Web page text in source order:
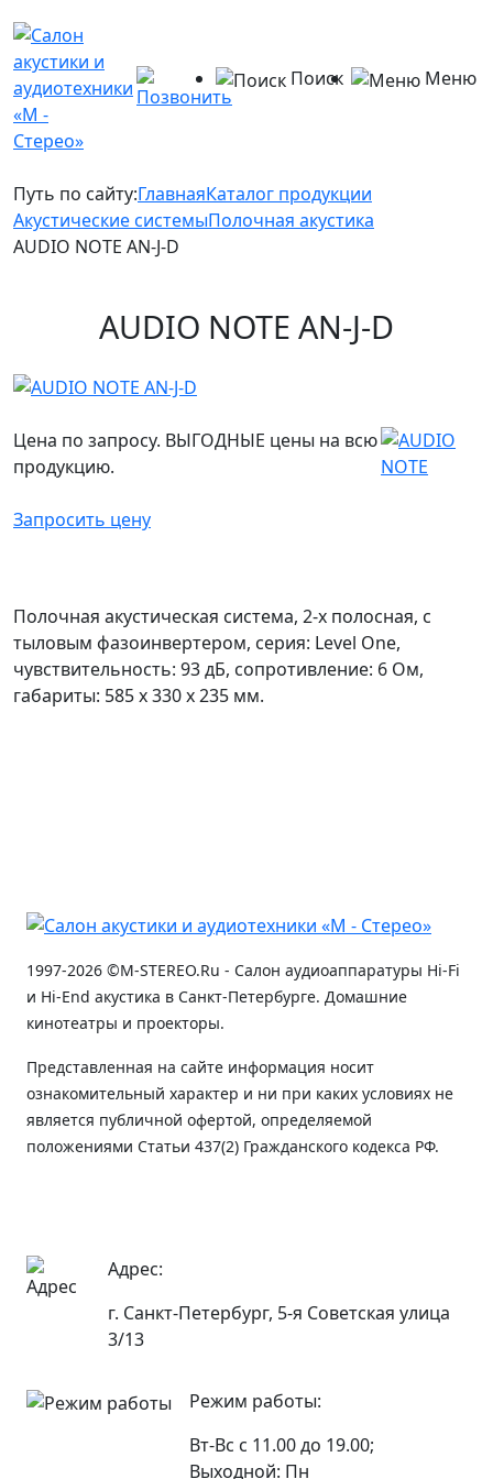
Меню
Поиск
Путь по сайту:ГлавнаяКаталог продукции
Акустические системыПолочная акустика
AUDIO NOTE AN-J-D
AUDIO NOTE AN-J-D
Цена по запросу. ВЫГОДНЫЕ цены на всю
продукцию.
Запросить цену
Полочная акустическая система, 2-х полосная, с
тыловым фазоинвертером, серия: Level One,
чувствительность: 93 дБ, сопротивление: 6 Ом,
габариты: 585 x 330 x 235 мм.
1997-2026 ©M-STEREO.Ru - Салон аудиоаппаратуры Hi-Fi
и Hi-End акустика в Санкт-Петербурге. Домашние
кинотеатры и проекторы.
Представленная на сайте информация носит
ознакомительный характер и ни при каких условиях не
является публичной офертой, определяемой
положениями Статьи 437(2) Гражданского кодекса РФ.
Адрес:
г. Санкт-Петербург, 5-я Советская улица
3/13
Режим работы:
Вт-Вс с 11.00 до 19.00;
Выходной: Пн